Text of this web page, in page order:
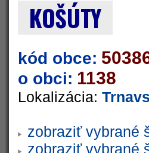
KOŠÚTY
kód obce:
o obci: 1138
Lokalizácia:
zobraziť vybrané
zobraziť vybrané